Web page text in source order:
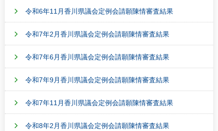
令和6年11月香川県議会定例会請願陳情審査結果
令和7年2月香川県議会定例会請願陳情審査結果
令和7年6月香川県議会定例会請願陳情審査結果
令和7年9月香川県議会定例会請願陳情審査結果
令和7年11月香川県議会定例会請願陳情審査結果
令和8年2月香川県議会定例会請願陳情審査結果